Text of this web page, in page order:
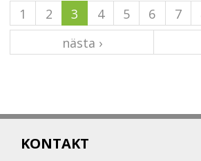
1
2 3 4 5 6 7
nästa ›
KONTAKT